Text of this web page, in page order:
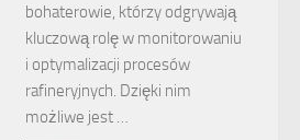
bohaterowie, którzy odgrywają
kluczową rolę w monitorowaniu
i optymalizacji procesów
rafineryjnych. Dzięki nim
możliwe jest …